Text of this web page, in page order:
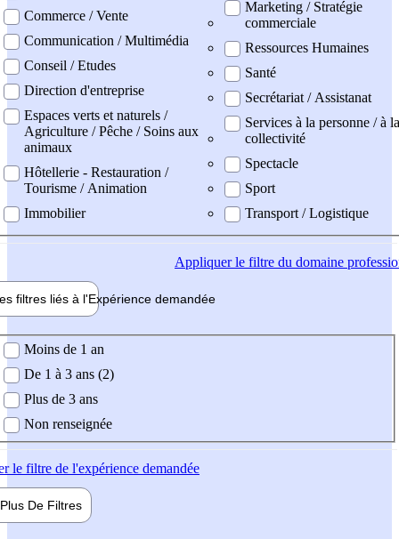
Commerce / Vente
Communication / Multimédia
Conseil / Etudes
Direction d'entreprise
Espaces verts et naturels /
Agriculture / Pêche / Soins aux
animaux
Hôtellerie - Restauration /
Tourisme / Animation
Immobilier
Marketing / Stratégie
commerciale
Ressources Humaines
Santé
Secrétariat / Assistanat
Services à la personne / à la
collectivité
Spectacle
Sport
Transport / Logistique
Appliquerle filtre du domaine
filtres liés à l'Expérience demandée
demandée
Moins de 1 an
De 1 à 3 ans (2)
Plus de 3 ans
Non renseignée
le filtre de l'expérience demandée
Plus De Filtres